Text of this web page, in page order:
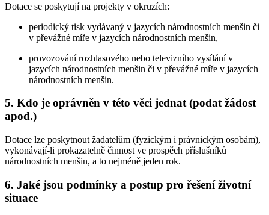
Dotace se poskytují na projekty v okruzích:
periodický tisk vydávaný v jazycích národnostních menšin či
v převážné míře v jazycích národnostních menšin,
provozování rozhlasového nebo televizního vysílání v
jazycích národnostních menšin či v převážné míře v jazycích
národnostních menšin.
5. Kdo je oprávněn v této věci jednat (podat žádost
apod.)
Dotace lze poskytnout žadatelům (fyzickým i právnickým osobám),
vykonávají-li prokazatelně činnost ve prospěch příslušníků
národnostních menšin, a to nejméně jeden rok.
6. Jaké jsou podmínky a postup pro řešení životní
situace